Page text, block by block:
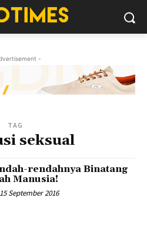
-
TAG
seksual
rendahnya Binatang
Manusia!
September 2016